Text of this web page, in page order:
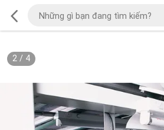
2/ 4